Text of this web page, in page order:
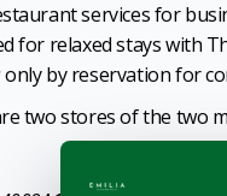
services for
for relaxed stays with
only by reservation for
two stores of the two